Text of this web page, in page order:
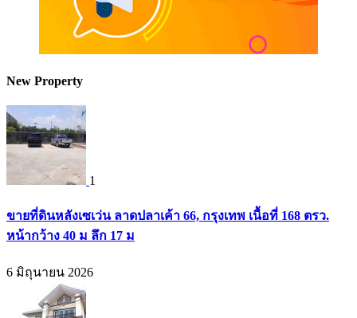
New Property
1
ขายที่ดินหลังเซเว่น ลาดปลาเค้า 66, กรุงเทพ เนื้อที่ 168 ตรว.
หน้ากว้าง 40 ม ลึก 17 ม
6 มิถุนายน 2026